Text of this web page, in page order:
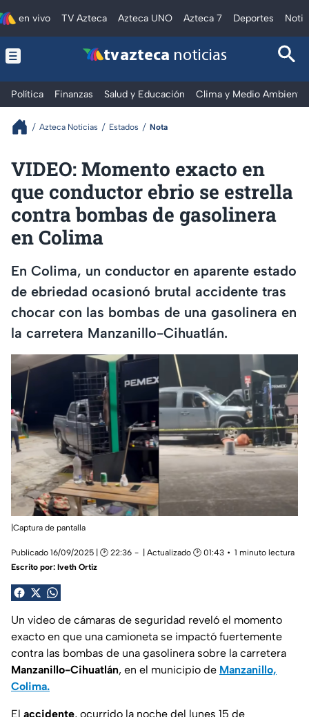
en vivo TV Azteca Azteca UNO Azteca 7 Deportes
tv azteca noticias
Política Finanzas Salud y Educación Clima y Medio Ambiente
Azteca Noticias Estados Nota
VIDEO: Momento exacto en
que conductor ebrio se estrella
contra bombas de gasolinera
en Colima
En Colima, un conductor en aparente estado
de ebriedad ocasionó brutal accidente tras
chocar con las bombas de una gasolinera en
la carretera Manzanillo-Cihuatlán.
|Captura de pantalla
Publicado 16/09/2025 | 🕑 22:36 | Actualizado 🕑 01:43
1 minuto lectura
Escrito por: Iveth Ortiz
Un video de cámaras de seguridad reveló el momento
exacto en que una camioneta se impactó fuertemente
contra las bombas de una gasolinera sobre la carretera
Manzanillo-Cihuatlán, en el municipio de Manzanillo,
Colima.
El accidente, ocurrido la noche del lunes 15 de